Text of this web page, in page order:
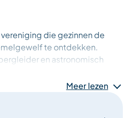
die gezinnen de
te ontdekken.
en astronomisch
Meer lezen